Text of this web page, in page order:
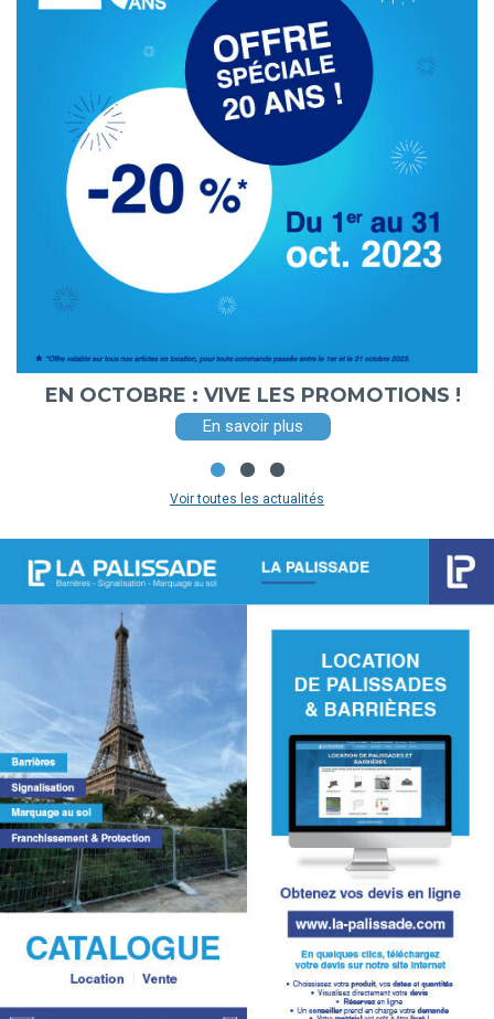
EN OCTOBRE : VIVE LES PROMOTIONS !
En savoir plus
Voir toutes les actualités